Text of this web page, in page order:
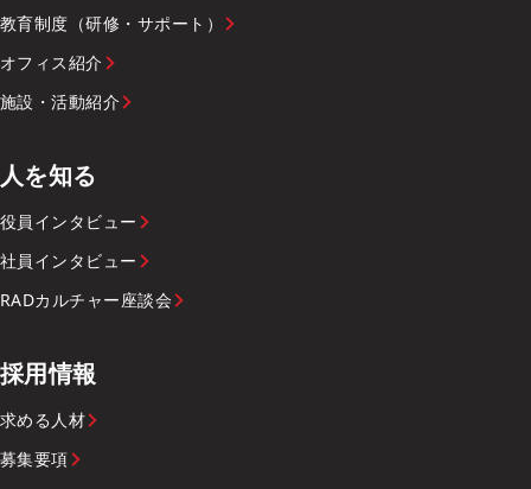
教育制度（研修・サポート）
オフィス紹介
施設・活動紹介
人を知る
役員インタビュー
社員インタビュー
RADカルチャー座談会
採用情報
求める人材
募集要項